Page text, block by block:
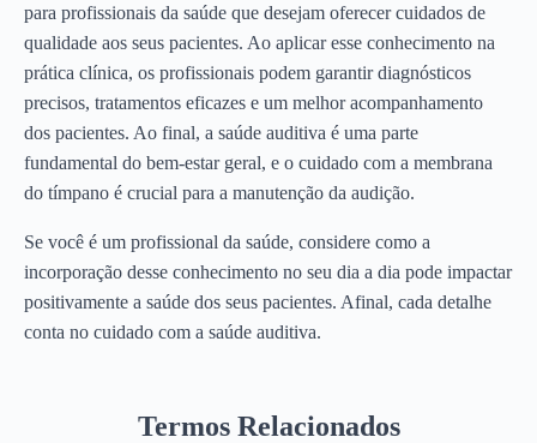
para profissionais da saúde que desejam oferecer cuidados de
qualidade aos seus pacientes. Ao aplicar esse conhecimento na
prática clínica, os profissionais podem garantir diagnósticos
precisos, tratamentos eficazes e um melhor acompanhamento
dos pacientes. Ao final, a saúde auditiva é uma parte
fundamental do bem-estar geral, e o cuidado com a membrana
do tímpano é crucial para a manutenção da audição.
Se você é um profissional da saúde, considere como a
incorporação desse conhecimento no seu dia a dia pode impactar
positivamente a saúde dos seus pacientes. Afinal, cada detalhe
conta no cuidado com a saúde auditiva.
Termos Relacionados